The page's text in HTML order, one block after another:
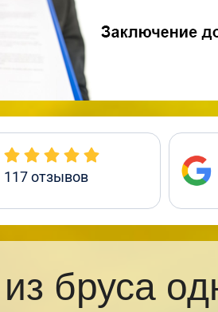
117отзывов
бруса